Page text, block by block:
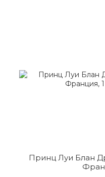
Принц Луи Блан